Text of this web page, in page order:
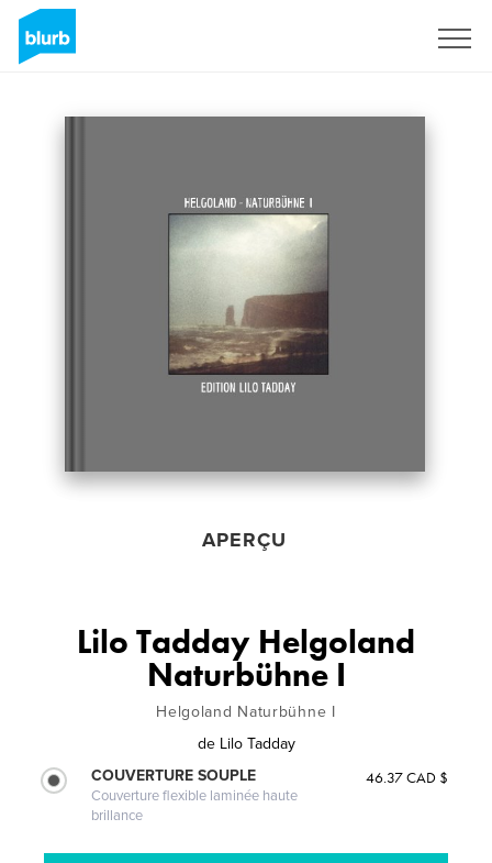
APERÇU
Lilo Tadday Helgoland
Naturbühne I
Helgoland Naturbühne I
de Lilo Tadday
COUVERTURE SOUPLE
Couverture flexible laminée haute
brillance
46.37 CAD $